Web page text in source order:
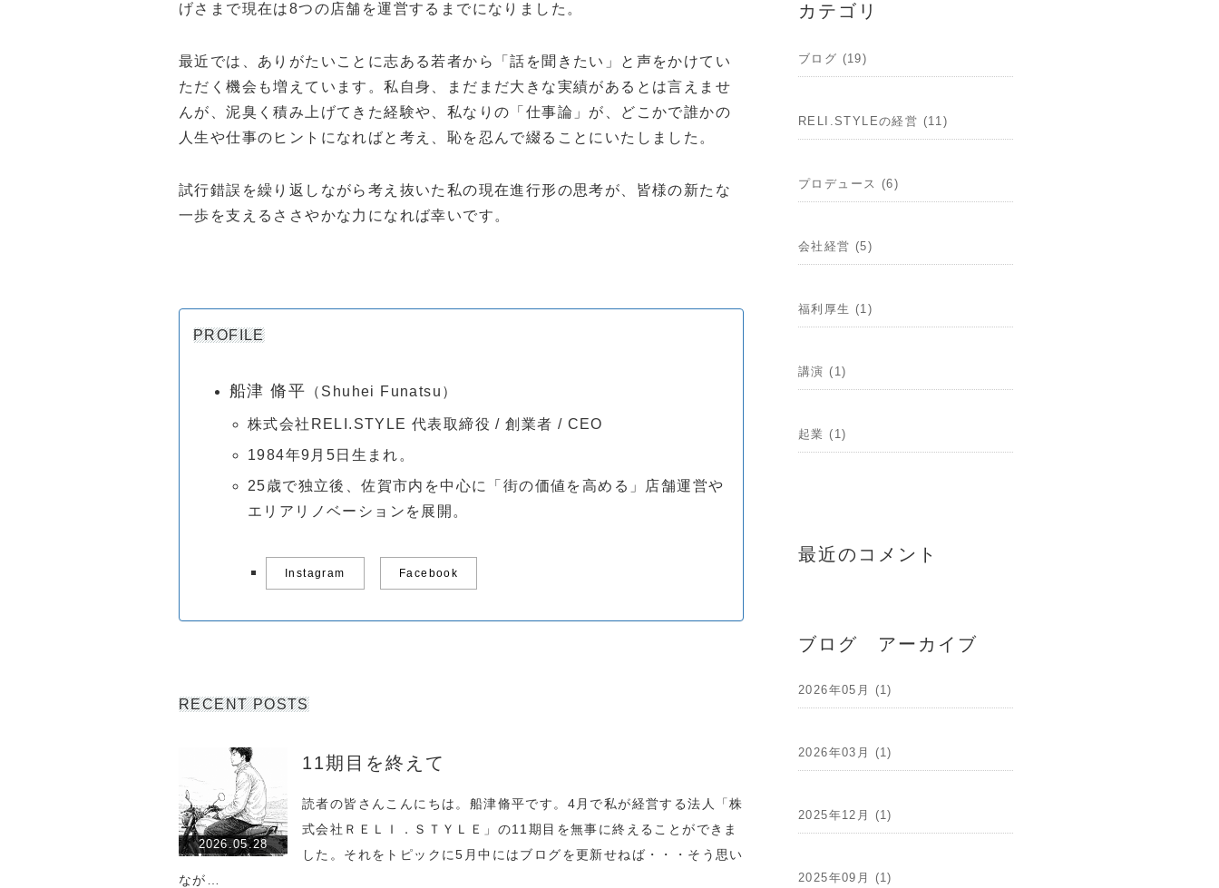
げさまで現在は8つの店舗を運営するまでになりました。
最近では、ありがたいことに志ある若者から「話を聞きたい」と声をかけてい
ただく機会も増えています。私自身、まだまだ大きな実績があるとは言えませ
んが、泥臭く積み上げてきた経験や、私なりの「仕事論」が、どこかで誰かの
人生や仕事のヒントになればと考え、恥を忍んで綴ることにいたしました。
試行錯誤を繰り返しながら考え抜いた私の現在進行形の思考が、皆様の新たな
一歩を支えるささやかな力になれば幸いです。
PROFILE
船津 脩平 （Shuhei Funatsu）
株式会社RELI.STYLE 代表取締役 / 創業者 / CEO
1984年9月5日生まれ。
25歳で独立後、佐賀市内を中心に「街の価値を高める」店舗運営や
エリアリノベーションを展開。
Instagram Facebook
RECENT POSTS
2026.05.28
11期目を終えて
読者の皆さんこんにちは。船津脩平です。4月で私が経営する法人「株
式会社ＲＥＬＩ．ＳＴＹＬＥ」の11期目を無事に終えることができま
した。それをトピックに5月中にはブログを更新せねば・・・そう思い
なが…
カテゴリ
ブログ (19)
RELI.STYLEの経営 (11)
プロデュース (6)
会社経営 (5)
福利厚生 (1)
講演 (1)
起業 (1)
最近のコメント
ブログ アーカイブ
2026年05月 (1)
2026年03月 (1)
2025年12月 (1)
2025年09月 (1)